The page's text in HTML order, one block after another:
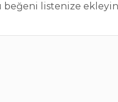
beğeni listenize ekleyin